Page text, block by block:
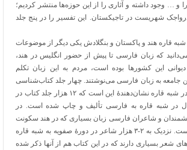
و … وجود داشته و آثاری را از این حوزه‌ها منتشر کردیم؛
شهریست در تاجیکستان. این تفسیر را در پنج جلد
قاره هند و پاکستان و بنگلادش یکی دیگر از موضوعات
که زبان فارسی تا پیش از حضور انگلیس در هند،
این کشورها بوده است، مردم به این زبان تکلم
جامعه به زبان فارسی می‌نوشتند. چهار جلد کتاب‌شناسی
آثار فارسی چاپ شده در شبه قاره نشان‌دهندۀ این است که ۱۲ هزار جلد کتاب در
این ۲۰۰-۳۰۰ سال در شبه قاره به فارسی تألیف و چاپ شده است. در
و شاعران فارسی زبان بسیاری که در هند سکونت
داشته‌اند، سخن رفته است. نزدیک به ۲-۳ هزار شاعر در دورۀ صفویه به شبه قاره
شعر بسیاری دارند که در این کتاب هم از آنها ذکر شده